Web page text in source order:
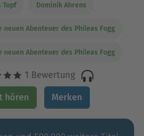
Topf Dominik Ahrens
neuen Abenteuer des Phileas Fogg
neuen Abenteuer des Phileas Fogg
1 Bewertung
hören Merken